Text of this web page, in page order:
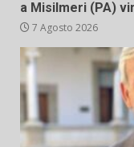
a Misilmeri (PA)
7 Agosto 2026